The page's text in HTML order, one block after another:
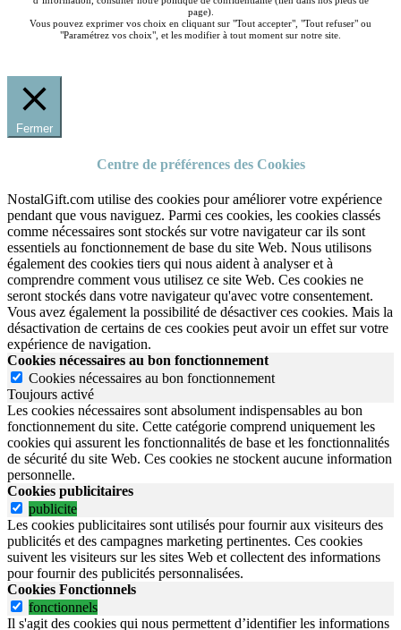
page).
Vous pouvez exprimer vos choix en cliquant sur "Tout accepter", "Tout refuser" ou
"Paramétrez vos choix", et les modifier à tout moment sur notre site.
Fermer
Centre de préférences des Cookies
NostalGift.com utilise des cookies pour améliorer votre expérience
pendant que vous naviguez. Parmi ces cookies, les cookies classés
comme nécessaires sont stockés sur votre navigateur car ils sont
essentiels au fonctionnement de base du site Web. Nous utilisons
également des cookies tiers qui nous aident à analyser et à
comprendre comment vous utilisez ce site Web. Ces cookies ne
seront stockés dans votre navigateur qu'avec votre consentement.
Vous avez également la possibilité de désactiver ces cookies. Mais la
désactivation de certains de ces cookies peut avoir un effet sur votre
expérience de navigation.
Cookies nécessaires au bon fonctionnement
Cookies nécessaires au bon fonctionnement
Toujours activé
Les cookies nécessaires sont absolument indispensables au bon
fonctionnement du site. Cette catégorie comprend uniquement les
cookies qui assurent les fonctionnalités de base et les fonctionnalités
de sécurité du site Web. Ces cookies ne stockent aucune information
personnelle.
Cookies publicitaires
publicite
Les cookies publicitaires sont utilisés pour fournir aux visiteurs des
publicités et des campagnes marketing pertinentes. Ces cookies
suivent les visiteurs sur les sites Web et collectent des informations
pour fournir des publicités personnalisées.
Cookies Fonctionnels
fonctionnels
Il s'agit des cookies qui nous permettent d’identifier les informations